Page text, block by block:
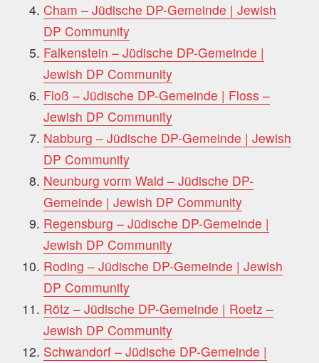
Cham – Jüdische DP-Gemeinde | Jewish
DP Community
Falkenstein – Jüdische DP-Gemeinde |
Jewish DP Community
Floß – Jüdische DP-Gemeinde | Floss –
Jewish DP Community
Nabburg – Jüdische DP-Gemeinde | Jewish
DP Community
Neunburg vorm Wald – Jüdische DP-
Gemeinde | Jewish DP Community
Regensburg – Jüdische DP-Gemeinde |
Jewish DP Community
Roding – Jüdische DP-Gemeinde | Jewish
DP Community
Rötz – Jüdische DP-Gemeinde | Roetz –
Jewish DP Community
Schwandorf – Jüdische DP-Gemeinde |